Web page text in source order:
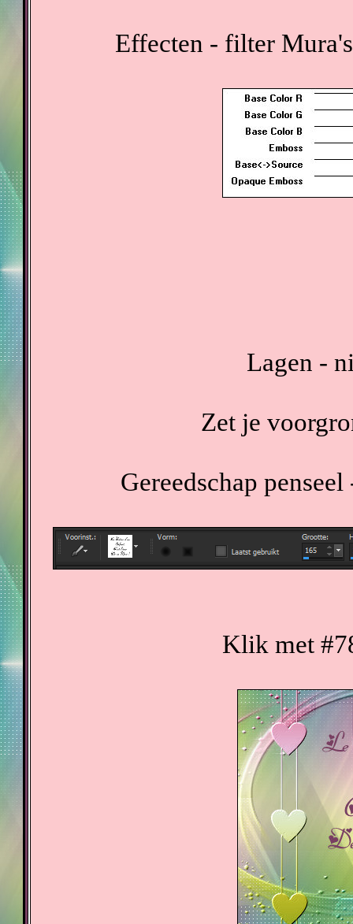
Effecten - filter
Lagen -
Zet je
Gereedschap
Klik met